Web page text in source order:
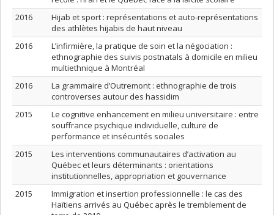
2016
Hijab et sport : représentations et auto-représentations
des athlètes hijabis de haut niveau
2016
L’infirmière, la pratique de soin et la négociation :
ethnographie des suivis postnatals à domicile en milieu
multiethnique à Montréal
2016
La grammaire d’Outremont : ethnographie de trois
controverses autour des hassidim
2015
Le cognitive enhancement en milieu universitaire : entre
souffrance psychique individuelle, culture de
performance et insécurités sociales
2015
Les interventions communautaires d’activation au
Québec et leurs déterminants : orientations
institutionnelles, appropriation et gouvernance
2015
Immigration et insertion professionnelle : le cas des
Haïtiens arrivés au Québec après le tremblement de